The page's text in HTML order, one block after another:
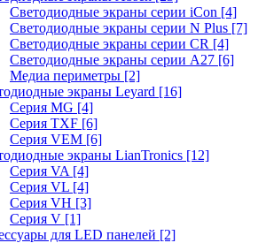
Светодиодные экраны серии iCon [4]
Светодиодные экраны серии N Plus [7]
Светодиодные экраны серии CR [4]
Светодиодные экраны серии А27 [6]
Медиа периметры [2]
экраны Leyard [16]
Серия MG [4]
Серия TXF [6]
Серия VEM [6]
экраны LianTronics [12]
Серия VA [4]
Серия VL [4]
Серия VH [3]
Серия V [1]
для LED панелей [2]